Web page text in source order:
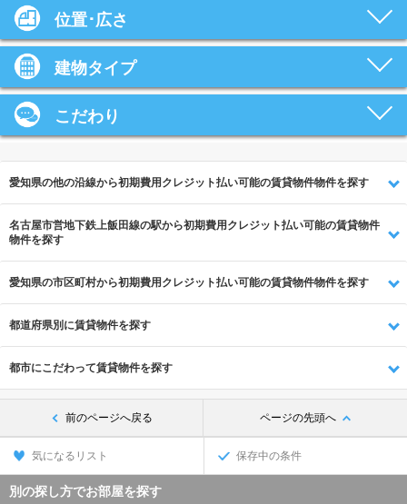
位置･広さ
建物タイプ
こだわり
愛知県の他の沿線から初期費用クレジット払い可能の賃貸物件物件を探す
名古屋市営地下鉄上飯田線の駅から初期費用クレジット払い可能の賃貸物件
物件を探す
愛知県の市区町村から初期費用クレジット払い可能の賃貸物件物件を探す
都道府県別に賃貸物件を探す
都市にこだわって賃貸物件を探す
前のページへ戻る ページの先頭へ
気になるリスト 保存中の条件
別の探し方でお部屋を探す